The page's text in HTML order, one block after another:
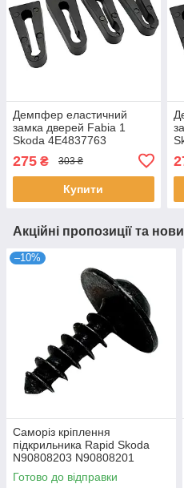
Демпфер еластичний
замка дверей Fabia 1
Skoda 4E4837763
275 ₴ 303 ₴
Купити
Акційні пропозиції та
–10%
Саморіз кріплення
підкрильника Rapid Skoda
N90808203 N90808201
Готово до відправки